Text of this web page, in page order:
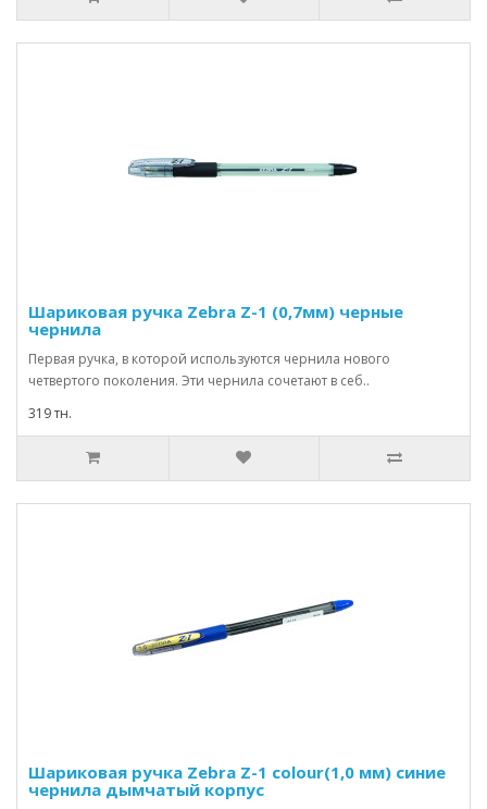
Шариковая ручка Zebra Z-1 (0,7мм) черные
чернила
Первая ручка, в которой используются чернила нового
четвертого поколения. Эти чернила сочетают в себ..
319 тн.
Шариковая ручка Zebra Z-1 colour(1,0 мм) синие
чернила дымчатый корпус